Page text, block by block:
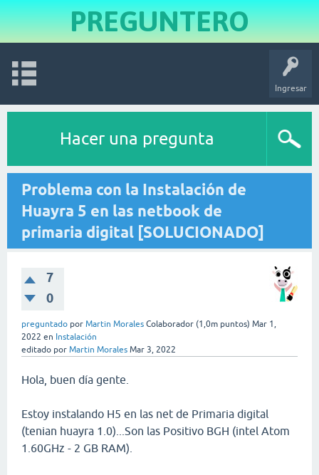
PREGUNTERO
Ingresar
Hacer una pregunta
Problema con la Instalación de
Huayra 5 en las netbook de
primaria digital [SOLUCIONADO]
7
0
preguntado por Martin Morales Colaborador (1,0m puntos) Mar 1,
2022 en Instalación
editado por Martin Morales Mar 3, 2022
Hola, buen día gente.
Estoy instalando H5 en las net de Primaria digital
(tenian huayra 1.0)...Son las Positivo BGH (intel Atom
1.60GHz - 2 GB RAM).